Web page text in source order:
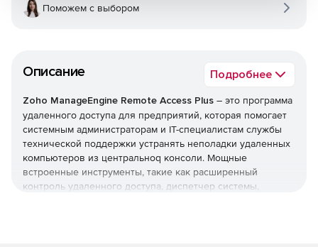
Описание Подробнее
Zoho ManageEngine Remote Access Plus – это программа
удаленного доступа для предприятий, которая помогает
системным администраторам и IТ-специалистам службы
технической поддержки устранять неполадки удаленных
компьютеров из центральноq консоли. Мощные
встроенные инструменты, такие как расширенный
контроль удаленного доступа, диспетчер системы,
Поможем с выбором